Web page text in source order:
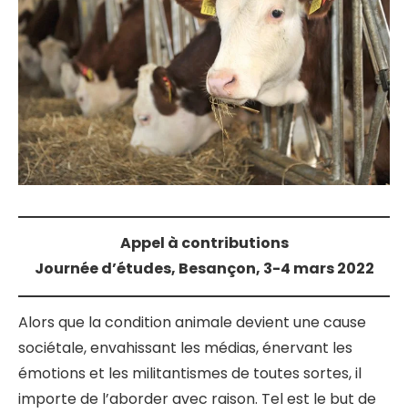
Appel à contributions
Journée d’études, Besançon, 3-4 mars 2022
Alors que la condition animale devient une cause
sociétale, envahissant les médias, énervant les
émotions et les militantismes de toutes sortes, il
importe de l’aborder avec raison. Tel est le but de